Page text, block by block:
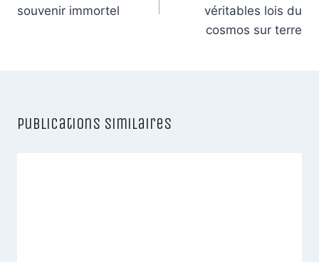
souvenir immortel
véritables lois du
cosmos sur terre
Publications similaires